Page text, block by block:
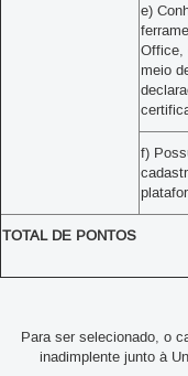
e)
Office,
meio
f)
TOTAL DE PONTOS
Para ser selecionado, o
inadimplente junto à